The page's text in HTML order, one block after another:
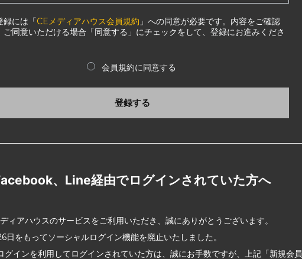
録には「CEメディアハウス会員規約 」への同意が必要です。内容をご確認
ご同意いただける場合「同意する」にチェックをして、登録にお進みくださ
会員規約に同意する
登録する
、Line経由でログインされていた方へ
ィアハウスのサービスをご利用いただき、誠にありがとうございます。
日をもってソーシャルログイン機能を廃止いたしました。
グインを利用してログインされていた方は、誠にお手数ですが、上記「新規会員